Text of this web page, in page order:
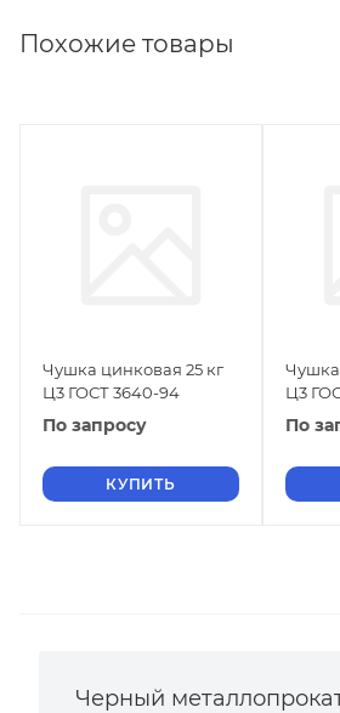
Похожие товары
Чушка цинковая 25 кг
Ц3 ГОСТ 3640-94
По запросу
КУПИТЬ
Чушка
Ц3
По
Черный